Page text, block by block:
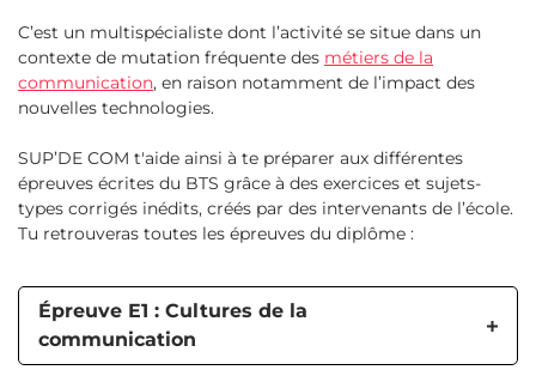
C’est un multispécialiste dont l’activité se situe dans un
contexte de mutation fréquente des métiers de la
communication, en raison notamment de l’impact des
nouvelles technologies.
SUP’DE COM t'aide ainsi à te préparer aux différentes
épreuves écrites du BTS grâce à des exercices et sujets-
types corrigés inédits, créés par des intervenants de l’école.
Tu retrouveras toutes les épreuves du diplôme :
Épreuve E1 : Cultures de la
communication